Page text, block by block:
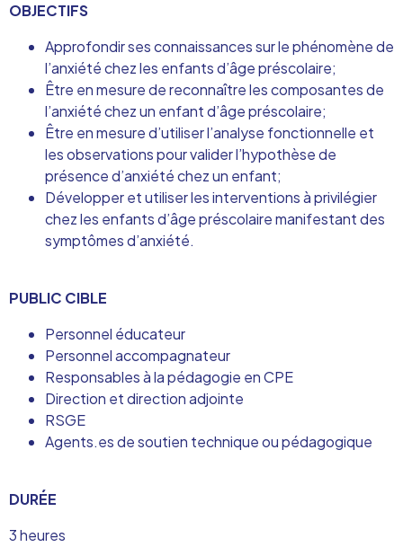
OBJECTIFS
Approfondir ses connaissances sur le phénomène de
l’anxiété chez les enfants d’âge préscolaire;
Être en mesure de reconnaître les composantes de
l’anxiété chez un enfant d’âge préscolaire;
Être en mesure d’utiliser l’analyse fonctionnelle et
les observations pour valider l’hypothèse de
présence d’anxiété chez un enfant;
Développer et utiliser les interventions à privilégier
chez les enfants d’âge préscolaire manifestant des
symptômes d’anxiété.
PUBLIC CIBLE
Personnel éducateur
Personnel accompagnateur
Responsables à la pédagogie en CPE
Direction et direction adjointe
RSGE
Agents.es de soutien technique ou pédagogique
DURÉE
3 heures